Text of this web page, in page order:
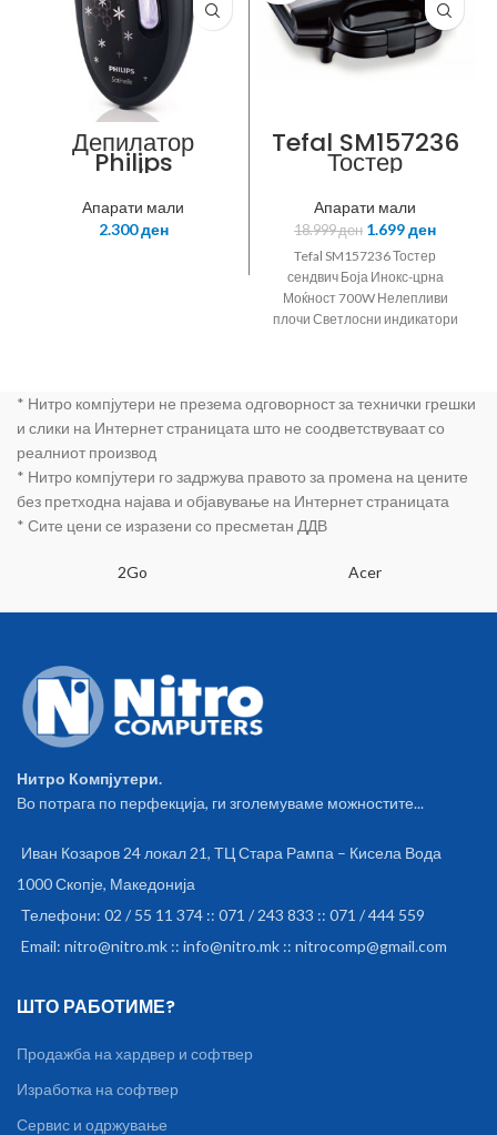
Депилатор
Philips
HP6422/01, боја
црна, 2 брзини,,
број на дискови
21,четка за
Апарати мали
2.300ден
Tefal SM157236
Тостер
Апарати мали
18.999ден 1.699ден
Tefal SM157236 Тостер
сендвич Боја Инокс-црна
Моќност 700W Нелепливи
плочи Светлосни индикатори
* Нитро компјутери не презема одговорност за технички грешки
и слики на Интернет страницата што не соодветствуваат со
реалниот производ
* Нитро компјутери го задржува правото за промена на цените
без претходна најава и објавување на Интернет страницата
* Сите цени се изразени со пресметан ДДВ
2Go Acer
Нитро Компјутери.
Во потрага по перфекција, ги зголемуваме можностите...
Иван Козаров 24 локал 21, ТЦ Стара Рампа – Кисела Вода
1000 Скопје, Македонија
Телефони: 02 / 55 11 374 :: 071 / 243 833 :: 071 / 444 559
Email: nitro@nitro.mk :: info@nitro.mk :: nitrocomp@gmail.com
ШТО РАБОТИМЕ?
Продажба на хардвер и софтвер
Изработка на софтвер
Сервис и одржување